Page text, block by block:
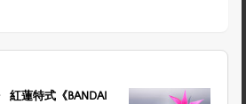
紅蓮特式《BANDAI